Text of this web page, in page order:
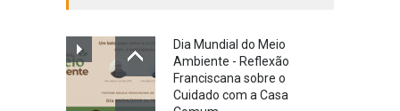
Dia Mundial do Meio
Ambiente - Reflexão
Franciscana sobre o
Cuidado com a Casa